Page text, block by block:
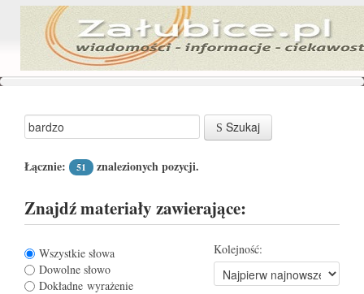
Szukaj
Łącznie: 51 znalezionych pozycji.
Znajdź materiały zawierające:
Wszystkie słowa
Dowolne słowo
Dokładne wyrażenie
Kolejność: